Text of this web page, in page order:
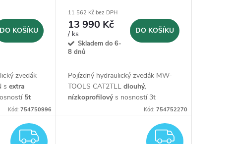
DO KOŠÍKU
zvedák
sextra
5t
Kód: 754750996
11 562 Kč bez DPH
13 990 Kč
/ ks
Skladem do 6-
8 dnů
DO KOŠÍKU
Pojízdný hydraulický zvedák MW-
TOOLS CAT2TLL dlouhý,
nízkoprofilovýs nosností 3t
Kód: 754752270
ZDARMA